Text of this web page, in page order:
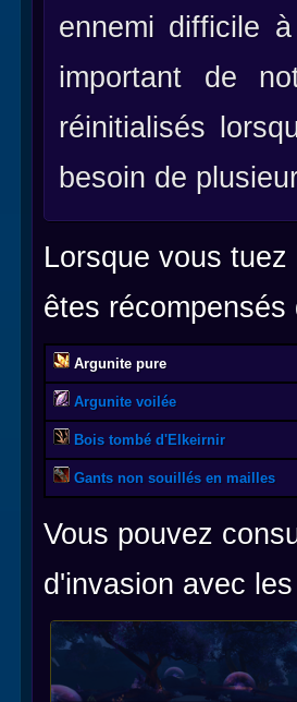
ennemi difficile
important de
réinitialisés
besoin de
Lorsque vous
êtes
Argunite pure
Argunite voilée
Bois tombé d'Elkeirnir
Gants non souillés en mailles
Vous pouvez
d'invasion avec